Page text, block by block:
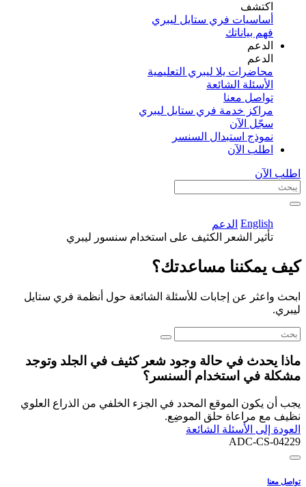
اكتشف​
أساسيات فري ستايل ليبري
فهم بياناتك
الدعم
الدعم
محاضرات يلا ليبري التعليمية
الأسئلة الشائعة
تواصل معنا
مراكز خدمة فري ستايل ليبري
سجّل الآن​
نموذج استبدال السنسر
اطلب الآن
اطلب الآن
English الدعم
تأثير الشعر الكثيف على استخدام سنسور ليبري
كيف يمكننا مساعدتك؟
ابحث واعثر عن إجابات للأسئلة الشائعة حول أنظمة فري ستايل
ليبري.
ماذا يحدث في حالة وجود شعر كثيف في الجلد وتوجد
مشكلة في استخدام السنسر؟
يجب أن يكون الموقع المحدد في الجزء الخلفي من الذراع العلوي
نظيف مع مراعاة حلق الموضِع.
العودة إلى الأسئلة الشائعة
ADC-CS-04229
تواصل معنا